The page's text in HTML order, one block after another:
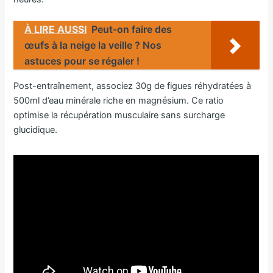
À LIRE AUSSI Peut-on faire des
œufs à la neige la veille ? Nos
astuces pour se régaler !
Post-entraînement, associez 30g de figues réhydratées à
500ml d’eau minérale riche en magnésium. Ce ratio
optimise la récupération musculaire sans surcharge
glucidique.